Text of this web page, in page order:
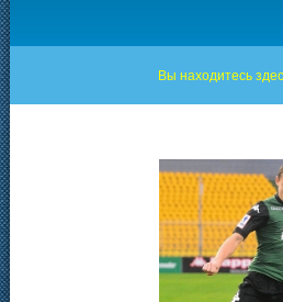
Вы находитесь